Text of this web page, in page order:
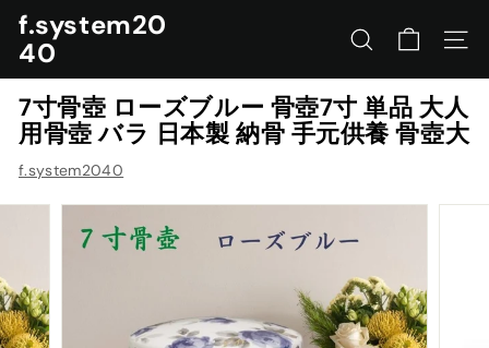
ン
ッ
る
f.system20
40
サイトを検索する
ナビ
7寸骨壺 ローズブルー 骨壺7寸 単品 大人
用骨壺 バラ 日本製 納骨 手元供養 骨壺大
f.system2040